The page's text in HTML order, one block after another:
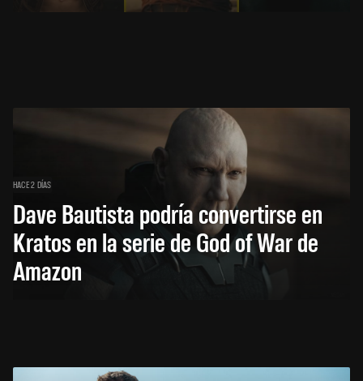
HACE 2 DÍAS
Dave Bautista podría convertirse en
Kratos en la serie de God of War de
Amazon